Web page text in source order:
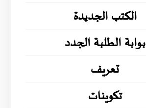
الكتب الجديدة
بوابة الطلبة الجدد
تعريف
تكوينات